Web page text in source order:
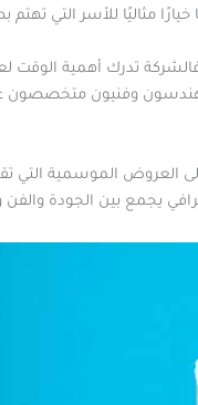
مثاليًا للأسر التي
تدرك أهمية الوقت
وفنيون متخصصون
العروض الموسمية التي
يجمع بين الجودة والفن